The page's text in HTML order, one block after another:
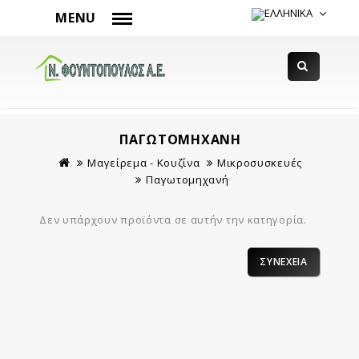
MENU
ΠΑΓΩΤΟΜΗΧΑΝΉ
Μαγείρεμα - Κουζίνα
Μικροσυσκευές
Παγωτομηχανή
Δεν υπάρχουν προϊόντα σε αυτήν την κατηγορία.
ΣΥΝΈΧΕΙΑ